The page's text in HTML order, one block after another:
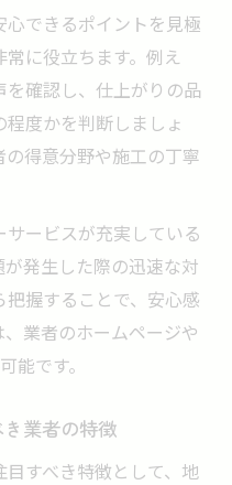
る見積もり比較のポ
見積もり交渉術
訳確認と注意点
流れと契約の注意点
の流れと安心チェッ
時に注意すべきポイ
えておきたい確認事
ルを防ぐための対策
できるポイントを見極
に役立ちます。例え
確認し、仕上がりの品
度かを判断しましょ
得意分野や施工の丁寧
ービスが充実している
発生した際の迅速な対
握することで、安心感
業者のホームページや
能です。
業者の特徴
すべき特徴として、地